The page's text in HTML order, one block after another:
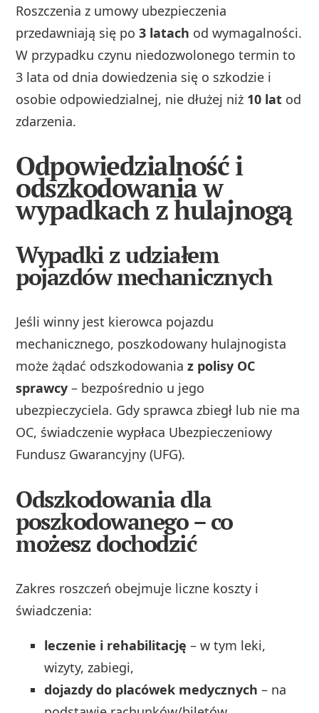
Roszczenia z umowy ubezpieczenia
przedawniają się po3 latach od wymagalności.
W przypadku czynu niedozwolonego termin to
3 lata od dnia dowiedzenia się o szkodzie i
osobie odpowiedzialnej, nie dłużej niż 10 lat od
zdarzenia.
Odpowiedzialność i
odszkodowania w
wypadkach z hulajnogą
Wypadki z udziałem
pojazdów mechanicznych
Jeśli winny jest kierowca pojazdu
mechanicznego, poszkodowany hulajnogista
może żądać odszkodowaniaz polisy OC
sprawcy – bezpośrednio u jego
ubezpieczyciela. Gdy sprawca zbiegł lub nie ma
OC, świadczenie wypłaca Ubezpieczeniowy
Fundusz Gwarancyjny (UFG).
Odszkodowania dla
poszkodowanego – co
możesz dochodzić
Zakres roszczeń obejmuje liczne koszty i
świadczenia:
leczenie i rehabilitację – w tym leki,
wizyty, zabiegi,
dojazdy do placówek medycznych – na